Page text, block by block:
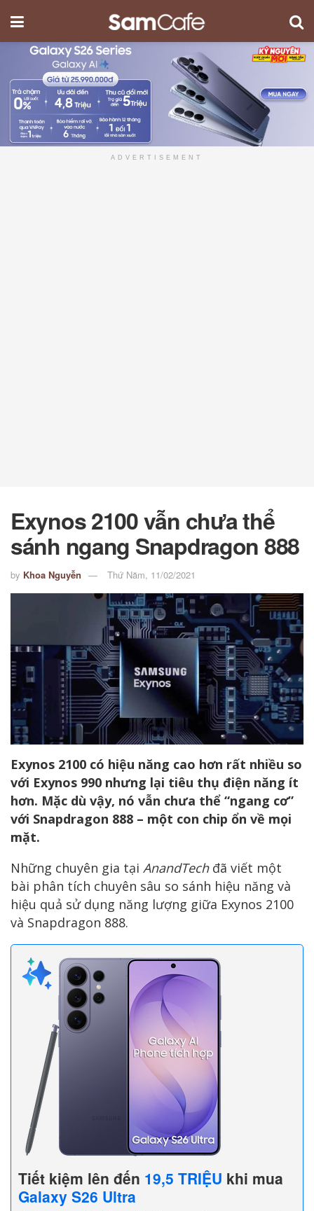
ADVERTISEMENT
Exynos 2100 vẫn chưa thể
sánh ngang Snapdragon 888
by Khoa Nguyễn Thứ Năm, 11/02/2021
Exynos 2100 có hiệu năng cao hơn rất nhiều so
với Exynos 990 nhưng lại tiêu thụ điện năng ít
hơn. Mặc dù vậy, nó vẫn chưa thể “ngang cơ”
với Snapdragon 888 – một con chip ổn về mọi
mặt.
Những chuyên gia tại AnandTech đã viết một
bài phân tích chuyên sâu so sánh hiệu năng và
hiệu quả sử dụng năng lượng giữa Exynos 2100
và Snapdragon 888.
Tiết kiệm lên đến 19,5 TRIỆU khi mua
Galaxy S26 Ultra